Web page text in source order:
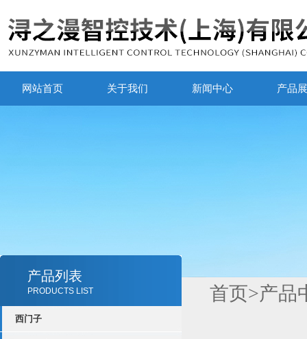
网站首页 关于我们 新闻中心 产品
产品列表
PRODUCTS LIST
西门子
首页>产品